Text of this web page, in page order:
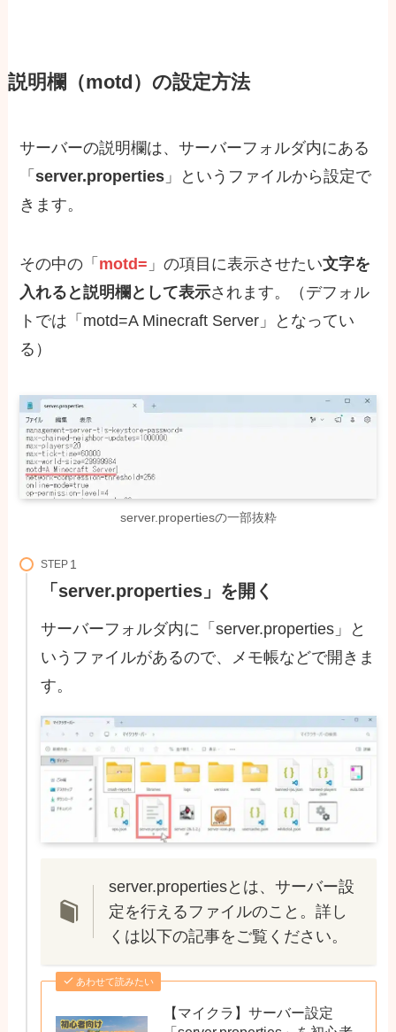
説明欄（motd）の設定方法
サーバーの説明欄は、サーバーフォルダ内にある
「server.properties 」というファイルから設定で
きます。
その中の「 motd= 」の項目に表示させたい文字を
入れると説明欄として表示されます。（デフォル
トでは「motd=A Minecraft Server」となってい
る）
server.propertiesの一部抜粋
STEP
「server.properties」を開く
サーバーフォルダ内に「server.properties」と
いうファイルがあるので、メモ帳などで開きま
す。
server.propertiesとは、サーバー設
定を行えるファイルのこと。詳し
くは以下の記事をご覧ください。
あわせて読みたい
【マイクラ】サーバー設定